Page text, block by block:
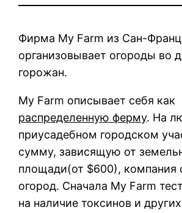
Фирма My Farm из Сан-
организовывает огороды во
горожан.
My Farm описывает себя как
распределенную ферму. На
приусадебном городском
сумму, зависящую от
площади(от $600), компания
огород. Сначала My Farm
на наличие токсинов и